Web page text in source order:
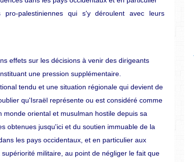
pro-palestiniennes qui s'y déroulent avec leurs
effets sur les décisions à venir des dirigeants
une pression supplémentaire.
tendu et une situation régionale qui devient de
qu'Israël représente ou est considéré comme
oriental et musulman hostile depuis sa
obtenues jusqu'ici et du soutien immuable de la
les pays occidentaux, et en particulier aux
militaire, au point de négliger le fait que